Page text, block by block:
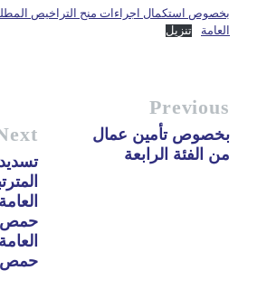
بخصوص استكمال اجراءات منح التراخيص
العامة
تنزيل
Previous
بخصوص تأمين عمال
من الفئة الرابعة
حمص
حمص